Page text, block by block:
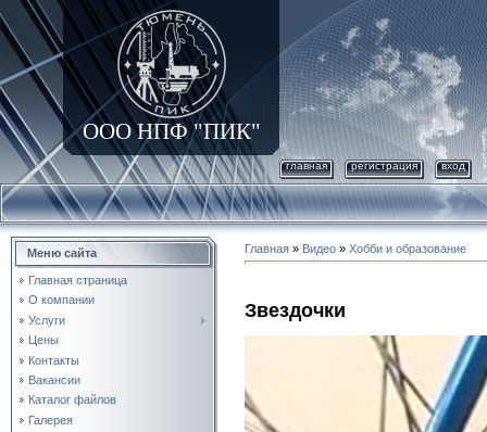
ООО НПФ "ПИК"
главная регистрация вход
Меню сайта
Главная страница
О компании
Услуги
Цены
Контакты
Вакансии
Каталог файлов
Галерея
Главная » Видео » Хобби и образование
Звездочки